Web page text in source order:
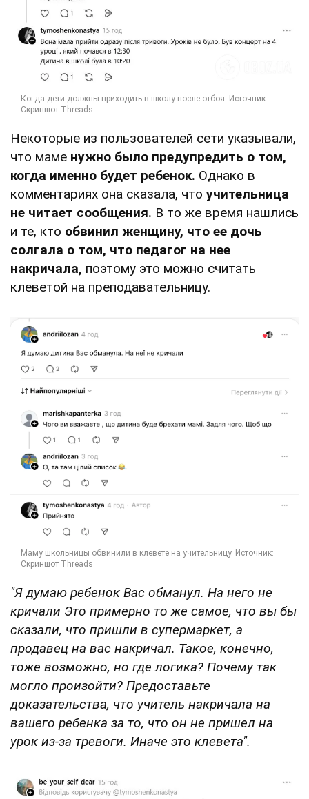
Некоторые из пользователей сети указывали,
что маме нужно было предупредить о том,
когда именно будет ребенок. Однако в
комментариях она сказала, что учительница
не читает сообщения. В то же время нашлись
и те, кто обвинил женщину, что ее дочь
солгала о том, что педагог на нее
накричала, поэтому это можно считать
клеветой на преподавательницу.
"Я думаю ребенок Вас обманул. На него не
кричали Это примерно то же самое, что вы бы
сказали, что пришли в супермаркет, а
продавец на вас накричал. Такое, конечно,
тоже возможно, но где логика? Почему так
могло произойти? Предоставьте
доказательства, что учитель накричала на
вашего ребенка за то, что он не пришел на
урок из-за тревоги. Иначе это клевета".